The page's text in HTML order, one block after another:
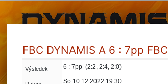
FBC DYNAMIS A 6 : 7pp
Výsledek 6 : 7pp (2:2, 2:4, 2:0)
So 10.12.2022 19.30